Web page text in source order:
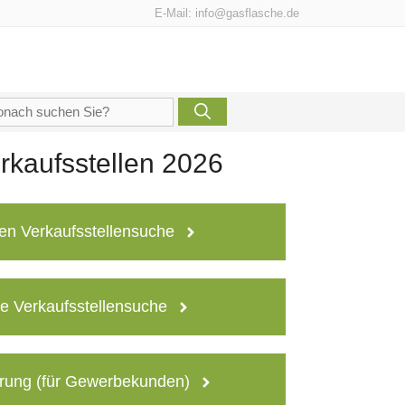
E-Mail: info@gasflasche.de
2026
Verkaufsstellensuche
Verkaufsstellensuche
(für Gewerbekunden)